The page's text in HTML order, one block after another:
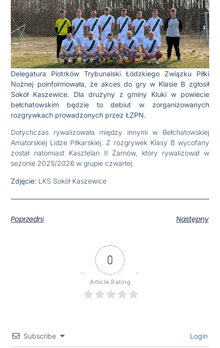
Delegatura Piotrków Trybunalski Łódzkiego Związku Piłki
Nożnej poinformowała, że akces do gry w Klasie B zgłosił
Sokół Kaszewice. Dla drużyny z gminy Kluki w powiecie
bełchatowskim będzie to debiut w zorganizowanych
rozgrywkach prowadzonych przez ŁZPN.
Dotychczas rywalizowała między innymi w Bełchatowskiej
Amatorskiej Lidze Piłkarskiej. Z rozgrywek Klasy B wycofany
został natomiast Kasztelan II Żarnów, który rywalizował w
sezonie 2025/2026 w grupie czwartej.
Zdjęcie: LKS Sokół Kaszewice
Poprzedni Następny
0
Article Rating
Subscribe Login